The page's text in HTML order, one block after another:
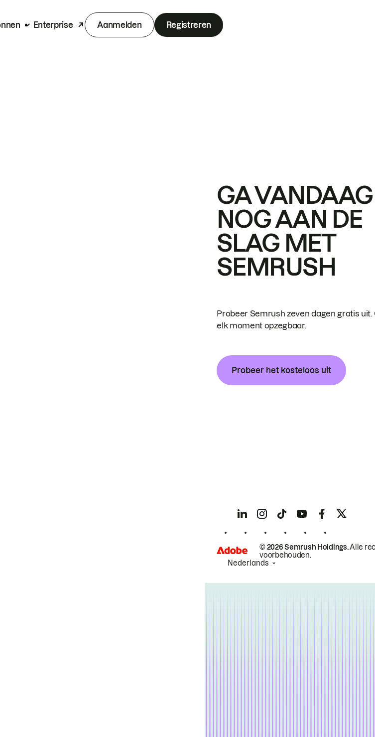
Enterprise Aanmelden Registreren
GA VANDAAG
NOG AAN DE
SLAG MET
SEMRUSH
Probeer Semrush zeven dagen gratis uit.
elk moment opzegbaar.
Probeer het kosteloos uit
© 2026 Semrush Holdings.Alle
voorbehouden.
Nederlands